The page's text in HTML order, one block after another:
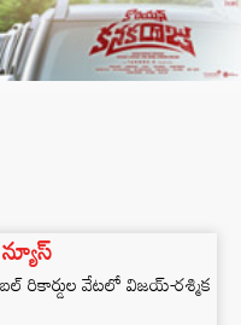
రికార్డుల వేటలో విజయ్-రశ్మిక